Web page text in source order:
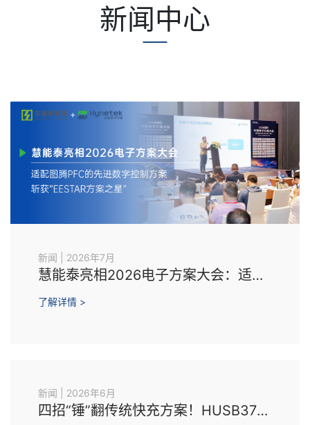
新闻中心
新闻 | 2026年7月
慧能泰亮相2026电子方案大会：适配图腾PFC的先进数字控制方案斩获EESTAR方案之星
了解详情 >
新闻 | 2026年6月
四招“锤”翻传统快充方案！HUSB370：2颗电容搞定UFCS+PD3.2+MTP+零待机